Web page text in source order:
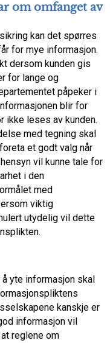
om omfanget av
kan det spørres
for mye informasjon.
dersom kunden gis
for lange og
påpeker i
blir for
ikke leses av kunden.
med tegning skal
et godt valg når
vil kunne tale for
i den
med
viktig
utydelig vil dette
yte informasjon skal
kanskje er
informasjon vil
reglene om